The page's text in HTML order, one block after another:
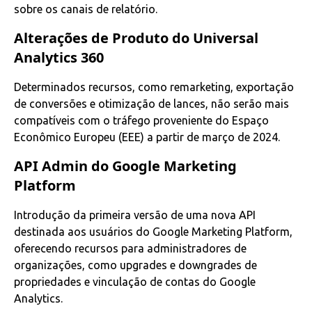
sobre os canais de relatório.
Alterações de Produto do Universal
Analytics 360
Determinados recursos, como remarketing, exportação
de conversões e otimização de lances, não serão mais
compatíveis com o tráfego proveniente do Espaço
Econômico Europeu (EEE) a partir de março de 2024.
API Admin do Google Marketing
Platform
Introdução da primeira versão de uma nova API
destinada aos usuários do Google Marketing Platform,
oferecendo recursos para administradores de
organizações, como upgrades e downgrades de
propriedades e vinculação de contas do Google
Analytics.